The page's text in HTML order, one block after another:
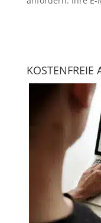
KOSTENFREIE